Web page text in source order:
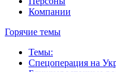
Компании
Горячие темы
Темы:
Спецоперация на